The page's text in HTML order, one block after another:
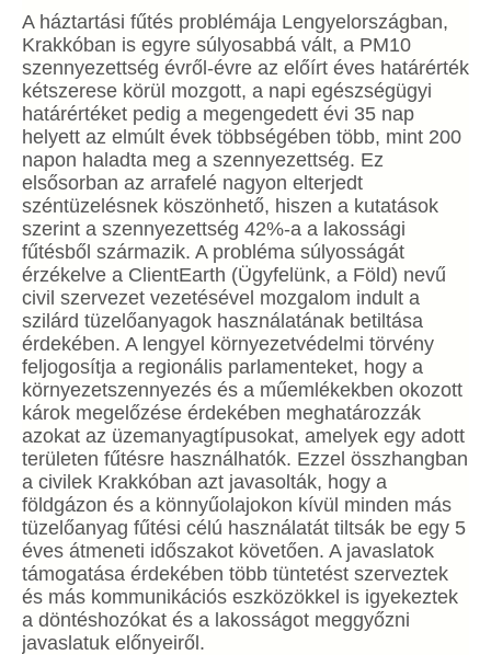
A háztartási fűtés problémája Lengyelországban,
Krakkóban is egyre súlyosabbá vált, a PM10
szennyezettség évről-évre az előírt éves határérték
kétszerese körül mozgott, a napi egészségügyi
határértéket pedig a megengedett évi 35 nap
helyett az elmúlt évek többségében több, mint 200
napon haladta meg a szennyezettség. Ez
elsősorban az arrafelé nagyon elterjedt
széntüzelésnek köszönhető, hiszen a kutatások
szerint a szennyezettség 42%-a a lakossági
fűtésből származik. A probléma súlyosságát
érzékelve a ClientEarth (Ügyfelünk, a Föld) nevű
civil szervezet vezetésével mozgalom indult a
szilárd tüzelőanyagok használatának betiltása
érdekében. A lengyel környezetvédelmi törvény
feljogosítja a regionális parlamenteket, hogy a
környezetszennyezés és a műemlékekben okozott
károk megelőzése érdekében meghatározzák
azokat az üzemanyagtípusokat, amelyek egy adott
területen fűtésre használhatók. Ezzel összhangban
a civilek Krakkóban azt javasolták, hogy a
földgázon és a könnyűolajokon kívül minden más
tüzelőanyag fűtési célú használatát tiltsák be egy 5
éves átmeneti időszakot követően. A javaslatok
támogatása érdekében több tüntetést szerveztek
és más kommunikációs eszközökkel is igyekeztek
a döntéshozókat és a lakosságot meggyőzni
javaslatuk előnyeiről.